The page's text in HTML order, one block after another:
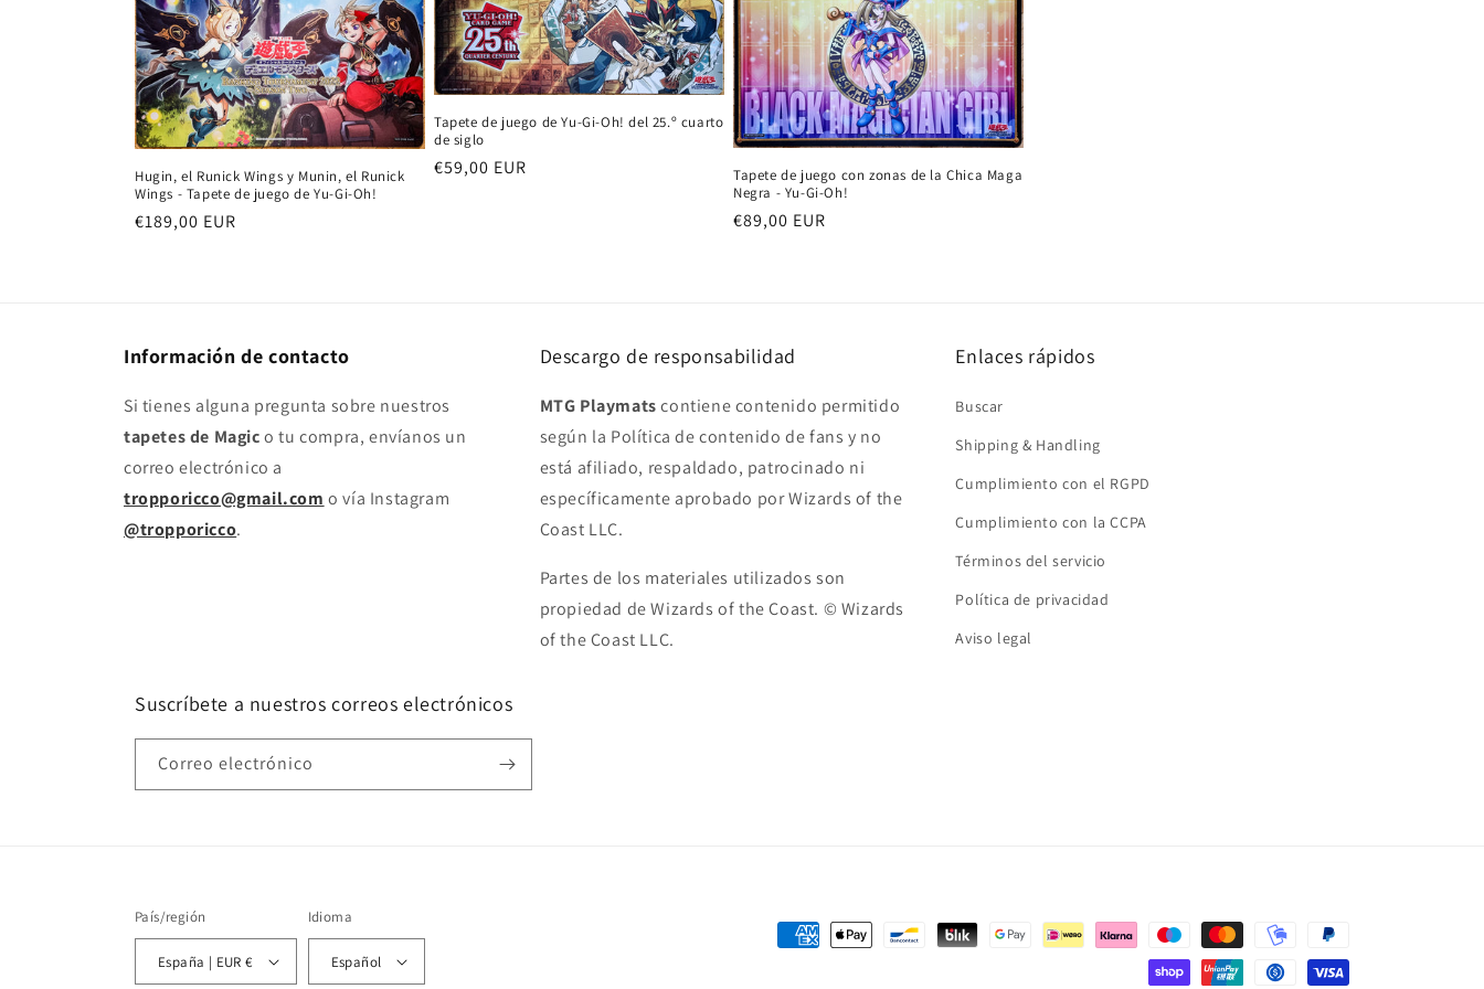
c
i
ó
n
Hugin, el Runick Wings y Munin, el Runick
Wings - Tapete de juego de Yu-Gi-Oh!
Precio
€189,00 EUR
Tapete de juego de Yu-Gi-Oh! del 25.º cuarto
de siglo
Precio
€59,00 EUR
Tapete de juego con zonas de la Chica Maga
Negra - Yu-Gi-Oh!
Precio
€89,00 EUR
Información de contacto
Si tienes alguna pregunta sobre nuestros
tapetes de Magico tu compra, envíanos un
correo electrónico a
tropporicco@gmail.com o vía Instagram
@tropporicco.
Descargo de responsabilidad
MTG Playmatscontiene contenido permitido
según la Política de contenido de fans y no
está afiliado, respaldado, patrocinado ni
específicamente aprobado por Wizards of the
Coast LLC.
Partes de los materiales utilizados son
propiedad de Wizards of the Coast. © Wizards
of the Coast LLC.
Enlaces rápidos
Buscar
Shipping & Handling
Cumplimiento con el RGPD
Cumplimiento con la CCPA
Términos del servicio
Política de privacidad
Aviso legal
Suscríbete a nuestros correos electrónicos
Correo electrónico
País/región
España | EUR €
Idioma
Español
Formas